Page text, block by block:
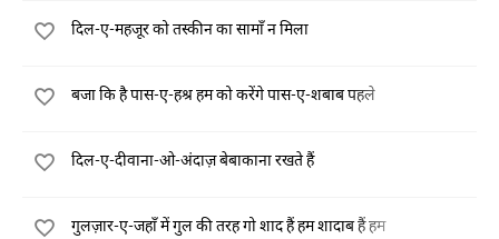
दिल-ए-महजूर को तस्कीन का सामाँ न मिला
बजा कि है पास-ए-हश्र हम को करेंगे पास-ए-शबाब पहले
दिल-ए-दीवाना-ओ-अंदाज़ बेबाकाना रखते हैं
गुलज़ार-ए-जहाँ में गुल की तरह गो शाद हैं हम शादाब हैं हम